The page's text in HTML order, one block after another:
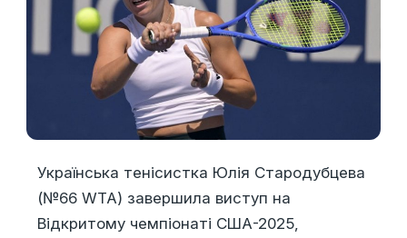
Українська тенісистка Юлія Стародубцева
(№66 WTA) завершила виступ на
Відкритому чемпіонаті США-2025,